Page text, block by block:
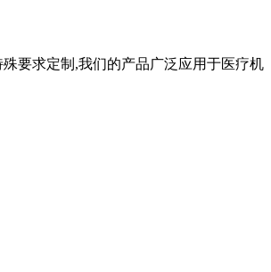
要求定制,我们的产品广泛应用于医疗机